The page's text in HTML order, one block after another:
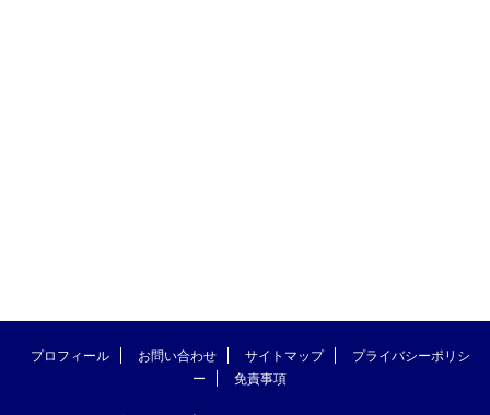
プロフィール お問い合わせ サイトマップ
プライバシーポリシ
ー
免責事項